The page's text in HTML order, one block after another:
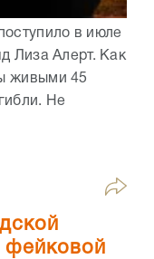
в июле
Лиза Алерт. Как
живыми 45
Не
фейковой